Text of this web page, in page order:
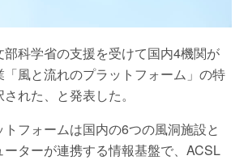
部科学省の支援を受けて国内4機関が
風と流れのプラットフォーム」の特
れた、と発表した。
フォームは国内の6つの風洞施設と
ターが連携する情報基盤で、ACSL